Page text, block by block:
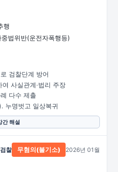
행
법위반(운전자폭행등)
검찰단계 방어
사실관계·법리 주장
다수 제출
누명벗고 일상복귀
간 해설
검찰 무혐의(불기소) 2026년 01월